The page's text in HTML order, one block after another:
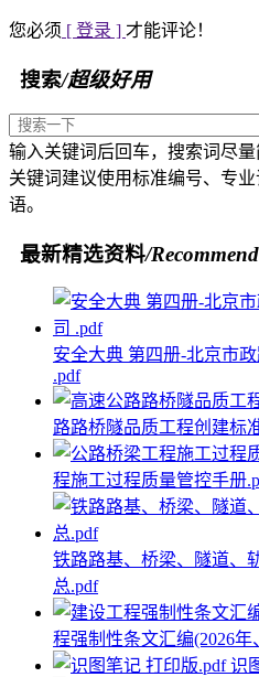
您必须 [ 登录 ] 才能评论！
搜索/超级好用
输入关键词后回车，搜索词尽量
关键词建议使用标准编号、专
语。
最新精选资料/Recommend
安全大典 第四册-北京市
.pdf
路路桥隧品质工程创建标
程施工过程质量管控手册
铁路路基、桥梁、隧道、
总.pdf
程强制性条文汇编(2026年
识